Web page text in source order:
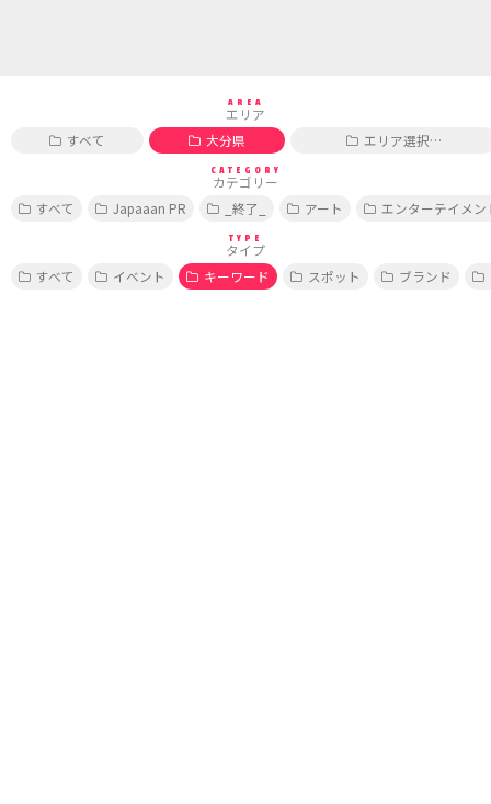
AREA
エリア
すべて
大分県 エリア選択…
CATEGORY
カテゴリー
すべて
Japaaan PR _終了_ アート エンターテイメン
TYPE
タイプ
すべて
イベント キーワード スポット ブランド